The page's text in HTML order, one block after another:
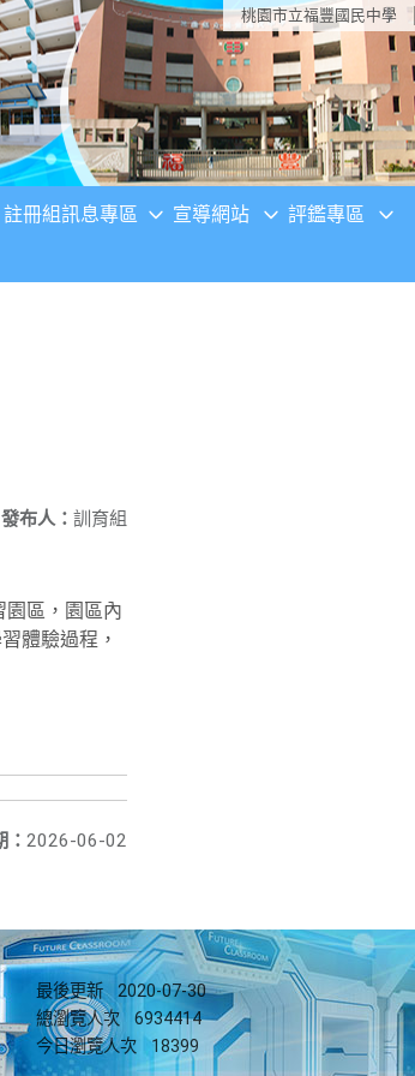
桃園市立福豐國民中學
註冊組訊息專區 宣導網站 評鑑專區
發布人： 訓育組
區，園區內
體驗過程，
： 2026-06-02
最後更新
2020-07-30
總瀏覽人次
6934414
今日瀏覽人次
18399